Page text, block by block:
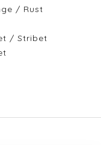
/ Rust
/ Stribet